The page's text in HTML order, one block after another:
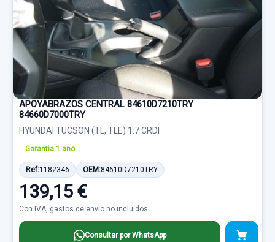
APOYABRAZOS CENTRAL 84610D7210TRY
84660D7000TRY
HYUNDAI TUCSON (TL, TLE) 1.7 CRDI
Garantia 1 ano
Ref:1182346 OEM:84610D7210TRY
139,15 €
Con IVA, gastos de envio no incluidos.
Consultar por WhatsApp